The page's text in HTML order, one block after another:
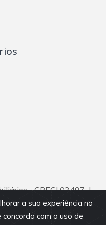
a sua experiência no
com o uso de
:: CRECI 03497-J
reservados.
exibidos neste portal são